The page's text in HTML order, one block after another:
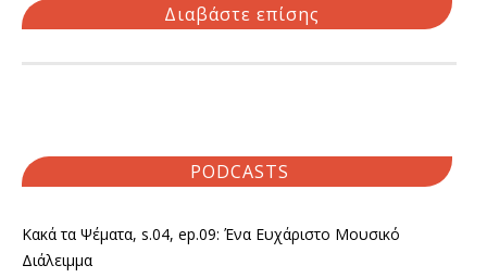
Διαβάστε επίσης
PODCASTS
Κακά τα Ψέματα, s.04, ep.09: Ένα Ευχάριστο Μουσικό
Διάλειμμα